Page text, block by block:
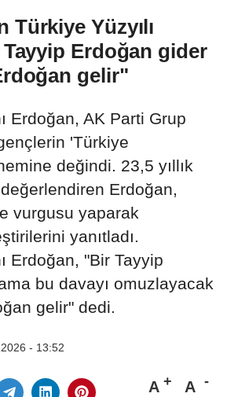
Türkiye Yüzyılı
Erdoğan gider
gelir"
Erdoğan, AK Parti Grup
'Türkiye
değindi. 23,5 yıllık
Erdoğan,
vurgusu yaparak
yanıtladı.
Erdoğan, "Bir Tayyip
bu davayı omuzlayacak
gelir" dedi.
- 13:52
A A